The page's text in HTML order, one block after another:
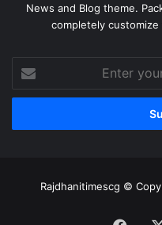
News and Blog theme.
completely
your
Email
Rajdhanitimescg ©